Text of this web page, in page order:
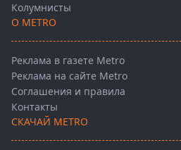
Колумнисты
О METRO
Реклама в газете Metro
Реклама на сайте Metro
Соглашения и правила
Контакты
СКАЧАЙ METRO